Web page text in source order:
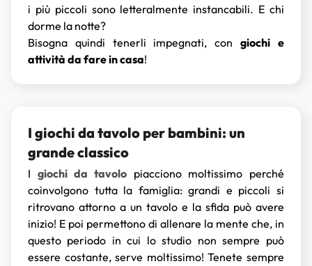
i più piccoli sono letteralmente instancabili. E chi
dorme la notte?
Bisogna quindi tenerli impegnati, congiochi e
attività da fare in casa!
I giochi da tavolo per bambini: un
grande classico
I giochi da tavolo piacciono moltissimo perché
coinvolgono tutta la famiglia: grandi e piccoli si
ritrovano attorno a un tavolo e la sfida può avere
inizio! E poi permettono di allenare la mente che, in
questo periodo in cui lo studio non sempre può
essere costante, serve moltissimo! Tenete sempre